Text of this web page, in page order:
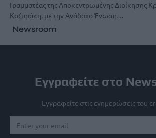
Γραμματέας της Αποκεντρωμένης Διοίκησης
Κοζυράκη, με την Ανάδοχο Ένωση…
Newsroom
Εγγραφείτε στο
Εγγραφείτε στις ενημερώσεις του